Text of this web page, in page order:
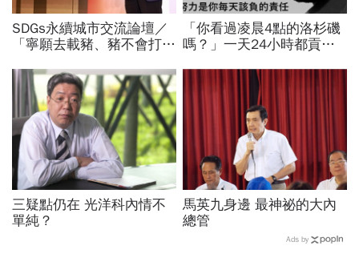
SDGs永續城市交流論壇／
「寧願去載豬、豬不會打
桃園市4大倡議，重構公共
運輸DNA
「你看過凌晨4點的洛杉磯
嗎？」一天24小時都貢獻
Bryant教我的事
三疑點仍在 光洋科內情不
單純？
馬英九身邊 最神祕的大內
總管
Ads by